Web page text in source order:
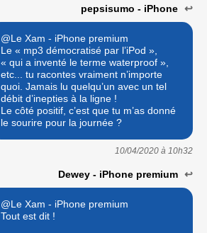
pepsisumo - iPhone ↩
@Le Xam - iPhone premium
Le « mp3 démocratisé par l’iPod »,
« qui a inventé le terme waterproof »,
etc... tu racontes vraiment n’importe
quoi. Jamais lu quelqu’un avec un tel
débit d’inepties à la ligne !
Le côté positif, c’est que tu m’as donné
le sourire pour la journée ?
10/04/2020 à 10h32
Dewey - iPhone premium ↩
@Le Xam - iPhone premium
Tout est dit !